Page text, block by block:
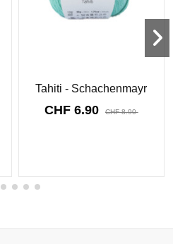
Tahiti - Schachenmayr
CHF 6.90 CHF 8.90